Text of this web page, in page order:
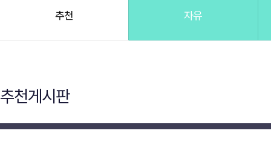
추천 자유
추천게시판